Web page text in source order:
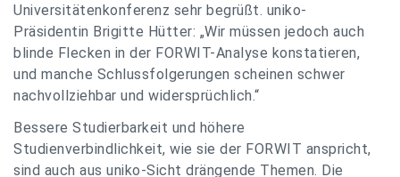
Universitätenkonferenz sehr begrüßt. uniko-
Präsidentin Brigitte Hütter: „Wir müssen jedoch auch
blinde Flecken in der FORWIT-Analyse konstatieren,
und manche Schlussfolgerungen scheinen schwer
nachvollziehbar und widersprüchlich.“
Bessere Studierbarkeit und höhere
Studienverbindlichkeit, wie sie der FORWIT anspricht,
sind auch aus uniko-Sicht drängende Themen. Die